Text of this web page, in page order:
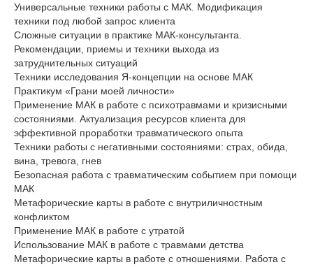
Универсальные техники работы с МАК. Модификация
техники под любой запрос клиента
Сложные ситуации в практике МАК-консультанта.
Рекомендации, приемы и техники выхода из
затруднительных ситуаций
Техники исследования Я-концепции на основе МАК
Практикум «Грани моей личности»
Применение МАК в работе с психотравмами и кризисными
состояниями. Актуализация ресурсов клиента для
эффективной проработки травматического опыта
Техники работы с негативными состояниями: страх, обида,
вина, тревога, гнев
Безопасная работа с травматическим событием при помощи
МАК
Метафорические карты в работе с внутриличностным
конфликтом
Применение МАК в работе с утратой
Использование МАК в работе с травмами детства
Метафорические карты в работе с отношениями. Работа с